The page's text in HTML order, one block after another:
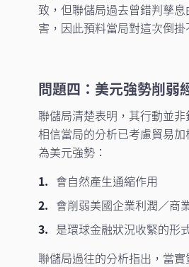
致，但聯儲局過去曾錯判孳
害，因此預料當局對這次倒掛
問題四：美元強勢削弱
聯儲局清楚表明，其行動並
相信當局的分析已考慮貿易
為美元強勢：
會自然產生通縮作用
會削弱美國企業利潤／商
是環球金融狀況收緊的形
聯儲局過往的分析指出，當